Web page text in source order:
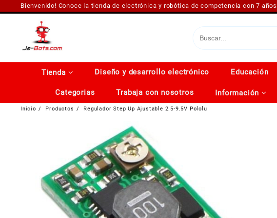
al
Bienvenido! Conoce la tienda de electrónica y robótica de competencia con 7
Tienda Diseño y desarrollo electrónico Educación
Categorias Trabaja con nosotros Información
Inicio Productos Regulador Step Up Ajustable 2.5-9.5V Pololu